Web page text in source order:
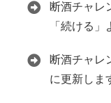
断酒チャレ
「続ける」
断酒チャ
に更新しま